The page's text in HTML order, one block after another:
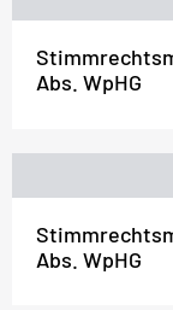
Abs. WpHG
Abs. WpHG